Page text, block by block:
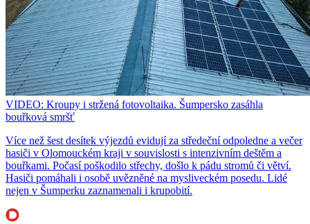
VIDEO: Kroupy i stržená fotovoltaika. Šumpersko zasáhla
bouřková smršť
Více než šest desítek výjezdů evidují za středeční odpoledne a večer
hasiči v Olomouckém kraji v souvislosti s intenzivním deštěm a
bouřkami. Počasí poškodilo střechy, došlo k pádu stromů či větví.
Hasiči pomáhali i osobě uvězněné na mysliveckém posedu. Lidé
nejen v Šumperku zaznamenali i krupobití.